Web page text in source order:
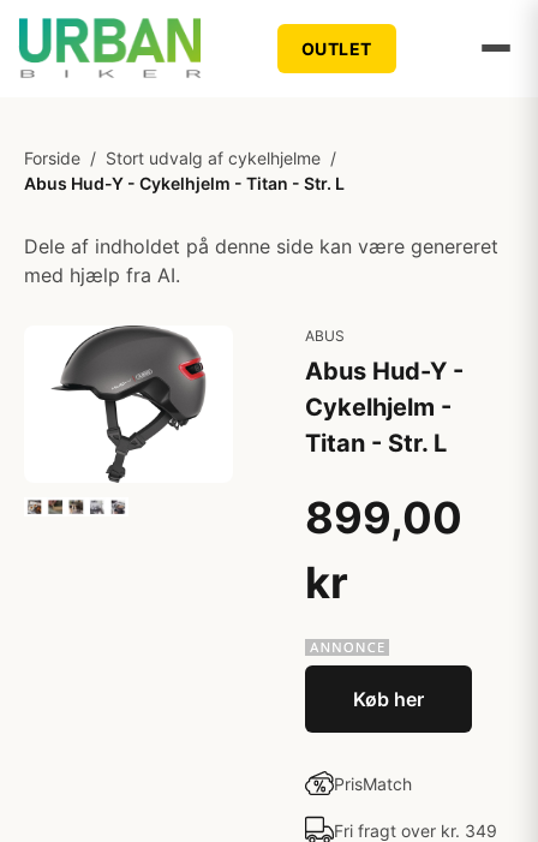
OUTLET
Forside / Stort udvalg af cykelhjelme /
Abus Hud-Y - Cykelhjelm - Titan - Str. L
Dele af indholdet på denne side kan være genereret
med hjælp fra AI.
ABUS
Abus Hud-Y -
Cykelhjelm -
Titan - Str. L
899,00
kr
Køb her
PrisMatch
Fri fragt over kr. 349